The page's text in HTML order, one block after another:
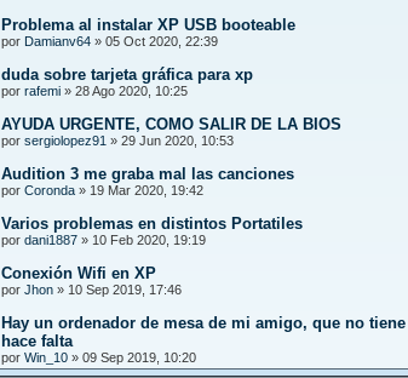
Problema al instalar XP USB booteable
por Damianv64 » 05 Oct 2020, 22:39
duda sobre tarjeta gráfica para xp
por rafemi » 28 Ago 2020, 10:25
AYUDA URGENTE, COMO SALIR DE LA BIOS
por sergiolopez91 » 29 Jun 2020, 10:53
Audition 3 me graba mal las canciones
por Coronda » 19 Mar 2020, 19:42
Varios problemas en distintos Portatiles
por dani1887 » 10 Feb 2020, 19:19
Conexión Wifi en XP
por Jhon » 10 Sep 2019, 17:46
Hay un ordenador de mesa de mi amigo, que no
hace falta
por Win_10 » 09 Sep 2019, 10:20